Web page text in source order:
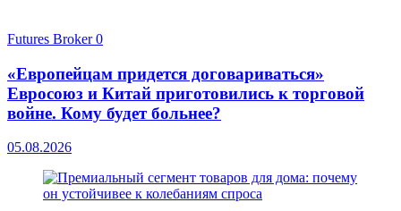
Futures Broker0
«Европейцам придется договариваться»
Евросоюз и Китай приготовились к торговой
войне. Кому будет больнее?
05.08.2026